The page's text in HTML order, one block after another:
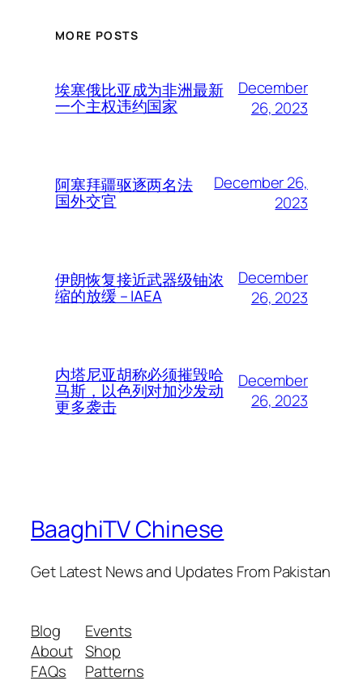
MORE POSTS
埃塞俄比亚成为非洲最新
一个主权违约国家
December
26, 2023
阿塞拜疆驱逐两名法
国外交官
December 26,
2023
伊朗恢复接近武器级铀浓
缩的放缓 – IAEA
December
26, 2023
内塔尼亚胡称必须摧毁哈
马斯，以色列对加沙发动
更多袭击
December
26, 2023
BaaghiTV Chinese
Get Latest News and Updates From Pakistan
Blog
About
FAQs
Events
Shop
Patterns